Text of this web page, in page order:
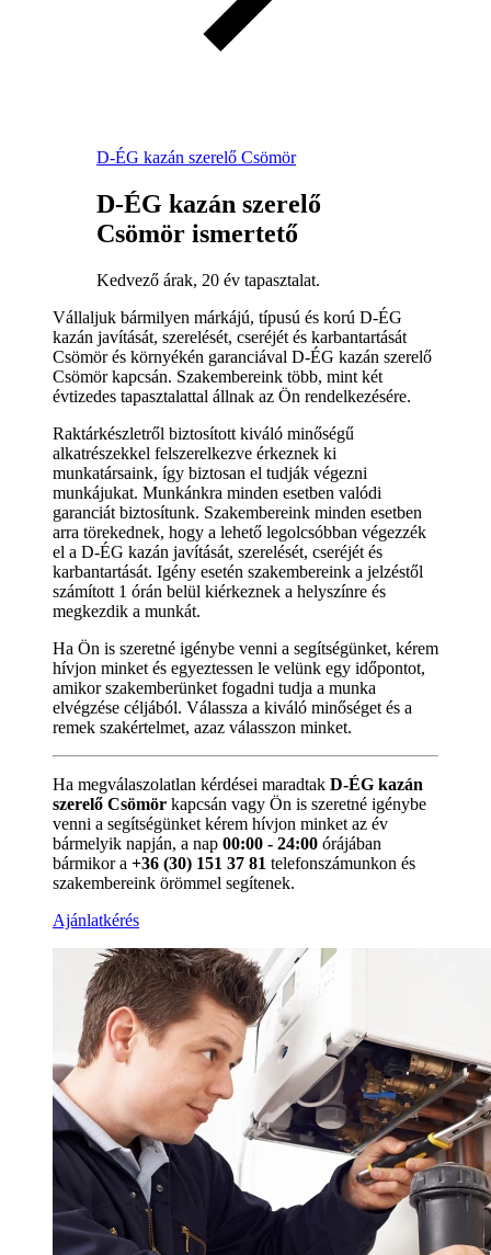
D-ÉG kazán szerelő Csömör
D-ÉG kazán szerelő
Csömör ismertető
Kedvező árak, 20 év tapasztalat.
Vállaljuk bármilyen márkájú, típusú és korú D-ÉG
kazán javítását, szerelését, cseréjét és karbantartását
Csömör és környékén garanciával D-ÉG kazán szerelő
Csömör kapcsán. Szakembereink több, mint két
évtizedes tapasztalattal állnak az Ön rendelkezésére.
Raktárkészletről biztosított kiváló minőségű
alkatrészekkel felszerelkezve érkeznek ki
munkatársaink, így biztosan el tudják végezni
munkájukat. Munkánkra minden esetben valódi
garanciát biztosítunk. Szakembereink minden esetben
arra törekednek, hogy a lehető legolcsóbban végezzék
el a D-ÉG kazán javítását, szerelését, cseréjét és
karbantartását. Igény esetén szakembereink a jelzéstől
számított 1 órán belül kiérkeznek a helyszínre és
megkezdik a munkát.
Ha Ön is szeretné igénybe venni a segítségünket, kérem
hívjon minket és egyeztessen le velünk egy időpontot,
amikor szakemberünket fogadni tudja a munka
elvégzése céljából. Válassza a kiváló minőséget és a
remek szakértelmet, azaz válasszon minket.
Ha megválaszolatlan kérdései maradtak D-ÉG kazán
szerelő Csömör kapcsán vagy Ön is szeretné igénybe
venni a segítségünket kérem hívjon minket az év
bármelyik napján, a nap 00:00 - 24:00 órájában
bármikor a +36 (30) 151 37 81 telefonszámunkon és
szakembereink örömmel segítenek.
Ajánlatkérés